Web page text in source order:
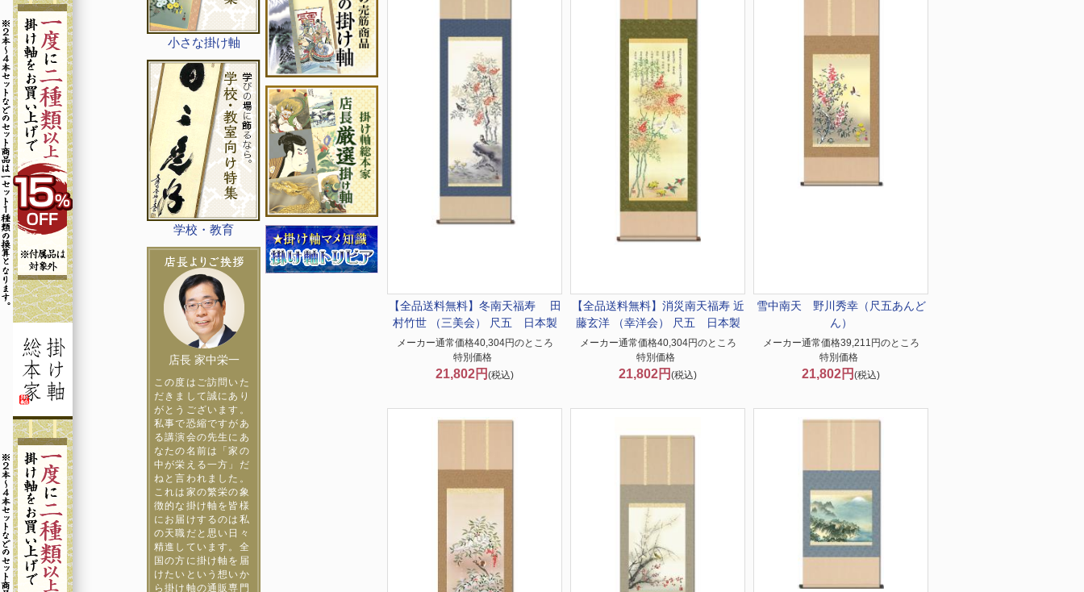
小さな掛け軸
学校・教育
店長 家中栄一
この度はご訪問いた
だきまして誠にあり
がとうございます。
私事で恐縮ですがあ
る講演会の先生にあ
なたの名前は「家の
中が栄える一方」だ
ねと言われました。
これは家の繁栄の象
徴的な掛け軸を皆様
にお届けするのは私
の天職だと思い日々
精進しています。全
国の方に掛け軸を届
けたいという想いか
ら掛け軸の通販専門
【全品送料無料】冬南天福寿 田
村竹世 （三美会） 尺五 日本製
メーカー通常価格40,304円のところ
特別価格
21,802円 (税込)
【全品送料無料】 消災南天福寿 近
藤玄洋 （幸洋会） 尺五 日本製
メーカー通常価格40,304円のところ
特別価格
21,802円 (税込)
雪中南天 野川秀幸（尺五あんど
ん）
メーカー通常価格39,211円のところ
特別価格
21,802円 (税込)